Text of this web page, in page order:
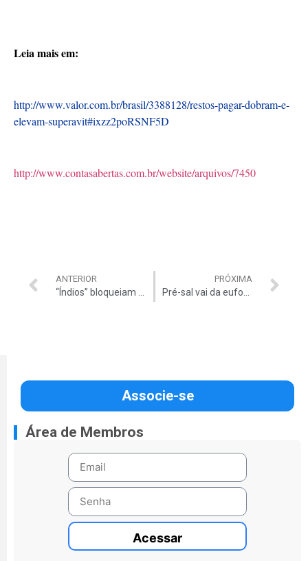
Leia mais em:
http://www.valor.com.br/brasil/3388128/restos-pagar-dobram-e-
elevam-superavit#ixzz2poRSNF5D
http://www.contasabertas.com.br/website/arquivos/7450
ANTERIOR
“Índios” bloqueiam rodovia e derrubam torres de alta tensão
PRÓXIMA
Pré-sal vai da euforia à realidade
Associe-se
Área de Membros
Acessar